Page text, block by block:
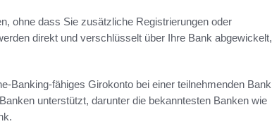
ohne dass Sie zusätzliche Registrierungen oder
direkt und verschlüsselt über Ihre Bank abgewickelt,
Banking-fähiges Girokonto bei einer teilnehmenden Bank
unterstützt, darunter die bekanntesten Banken wie